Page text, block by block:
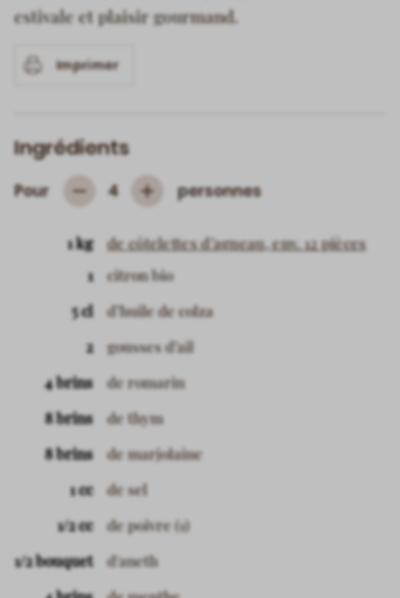
estivale et plaisir gourmand.
Imprimer
Ingrédients
Pour
Subtrahieren
4 Hinzufügen
personnes
1 kg
de côtelettes d’agneau, env. 12 pièces
1
citron bio
5 cl
d’huile de colza
2
gousses d’ail
4 brins
de romarin
8 brins
de thym
8 brins
de marjolaine
1 cc
de sel
1/2 cc
de poivre (1)
1/2 bouquet
d'aneth